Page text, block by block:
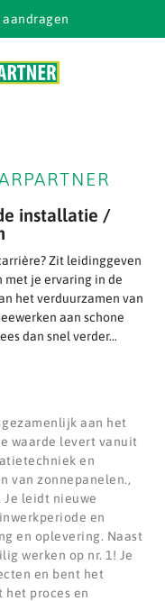
installatie /
Zit leidinggeven
met je ervaring in de
het verduurzamen van
aan schone
dan snel verder…
aan het
waarde levert vanuit
en
van zonnepanelen.,
Je leidt nieuwe
en
en oplevering. Naast
werken op nr. 1! Je
en bent het
het proces en